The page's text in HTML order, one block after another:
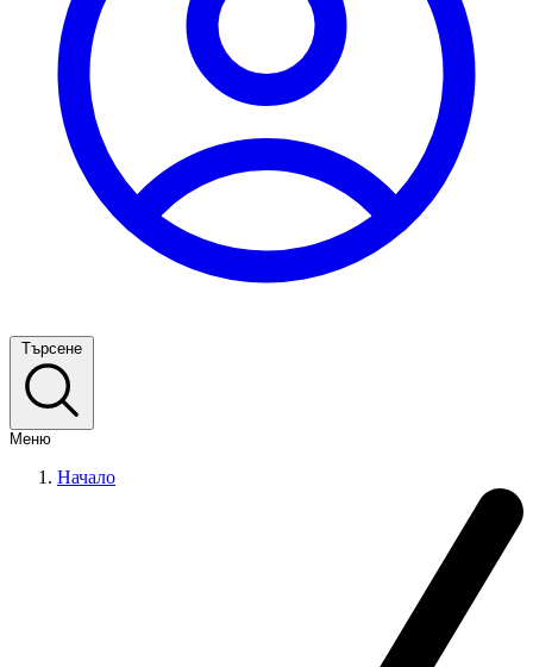
Търсене
Меню
Начало